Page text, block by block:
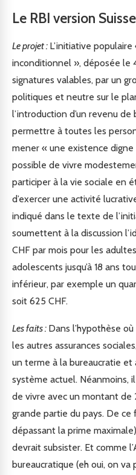
Le RBI version Suisse
Le projet : L’initiative
inconditionnel », déposée le
signatures valables, par un
politiques et neutre sur le
l’introduction d’un revenu
permettre à toutes les
mener « une existence
possible de vivre
participer à la vie sociale en
d’exercer une activité
indiqué dans le texte de
soumettent à la discussion
CHF par mois pour les
adolescents jusqu’à 18 ans
inférieur, par exemple un
soit 625 CHF.
Les faits : Dans l’hypothèse
les autres assurances
un terme à la bureaucratie et
système actuel. Néanmoins,
de vivre avec un montant de
grande partie du pays. De ce
dépassant la prime
devrait subsister. Et comme
bureaucratique (eh oui, on